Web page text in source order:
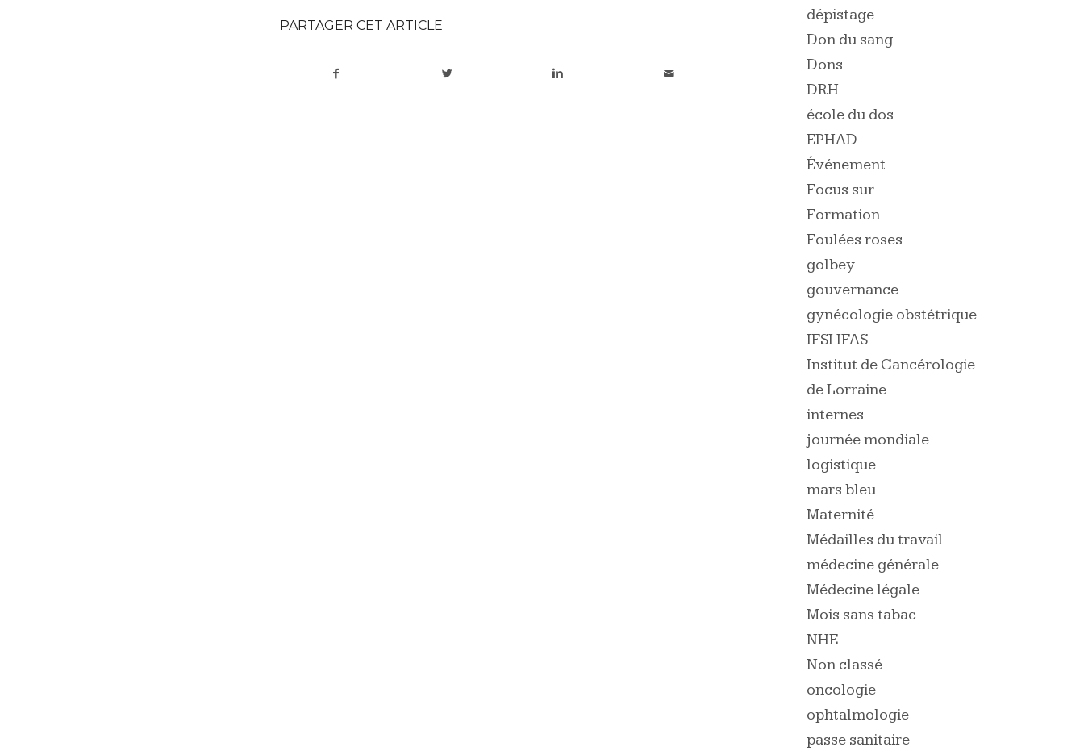
PARTAGER CET ARTICLE
dépistage
Don du sang
Dons
DRH
école du dos
EPHAD
Événement
Focus sur
Formation
Foulées roses
golbey
gouvernance
gynécologie obstétrique
IFSI IFAS
Institut de Cancérologie
de Lorraine
internes
journée mondiale
logistique
mars bleu
Maternité
Médailles du travail
médecine générale
Médecine légale
Mois sans tabac
NHE
Non classé
oncologie
ophtalmologie
passe sanitaire